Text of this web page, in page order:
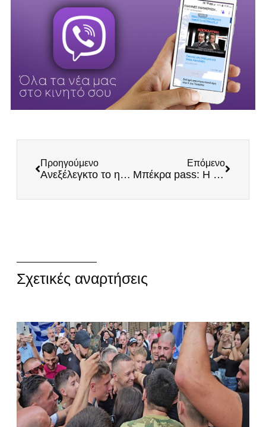
Προηγούμενο
Ανεξέλεγκτο το ηλεκτρονικό έγκλημα στην Ελλάδα – Οι δράστες τώρα παριστάνουν τη Δίωξη Ηλεκτρονικού Εγκλήματος
Επόμενο
Mπέκρα pass: Η δικαίωση των βαρελοφρόνων με υπογραφή Κυρανάκη
Σχετικές αναρτήσεις